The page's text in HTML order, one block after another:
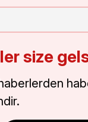
size